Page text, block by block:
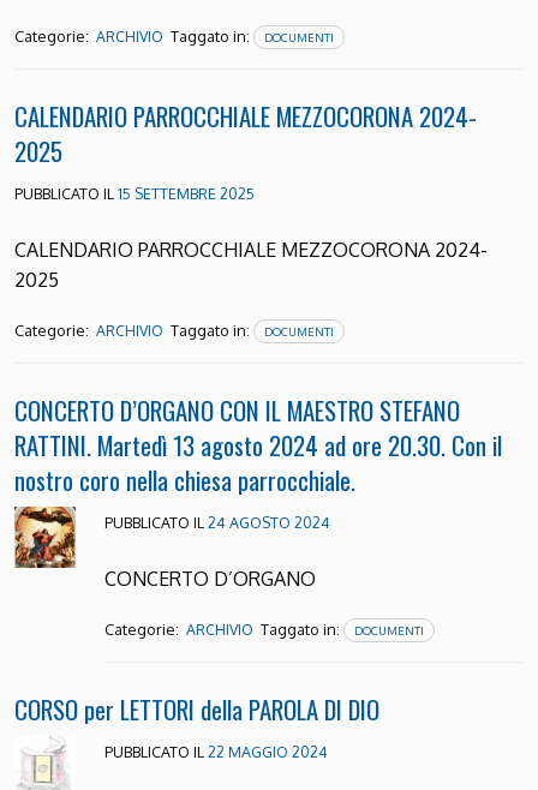
Categorie: ARCHIVIO Taggato in: DOCUMENTI
CALENDARIO PARROCCHIALE MEZZOCORONA 2024-
2025
PUBBLICATO IL 15 SETTEMBRE 2025
CALENDARIO PARROCCHIALE MEZZOCORONA 2024-
2025
Categorie: ARCHIVIO Taggato in: DOCUMENTI
CONCERTO D’ORGANO CON IL MAESTRO STEFANO
RATTINI. Martedì 13 agosto 2024 ad ore 20.30. Con il
nostro coro nella chiesa parrocchiale.
PUBBLICATO IL 24 AGOSTO 2024
CONCERTO D’ORGANO
Categorie: ARCHIVIO Taggato in: DOCUMENTI
CORSO per LETTORI della PAROLA DI DIO
PUBBLICATO IL 22 MAGGIO 2024